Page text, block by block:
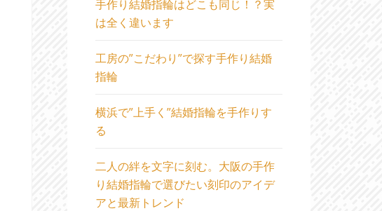
手作り結婚指輪はどこも同じ！？実
は全く違います
工房の”こだわり”で探す手作り結婚
指輪
横浜で”上手く”結婚指輪を手作りす
る
二人の絆を文字に刻む。大阪の手作
り結婚指輪で選びたい刻印のアイデ
アと最新トレンド